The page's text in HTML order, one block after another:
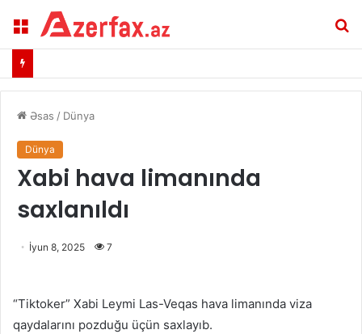
Menu
Əsas / Dünya
Dünya
Xabi hava limanında
saxlanıldı
İyun 8, 2025 7
“Tiktoker” Xabi Leymi Las-Veqas hava limanında viza
qaydalarını pozduğu üçün saxlayıb.